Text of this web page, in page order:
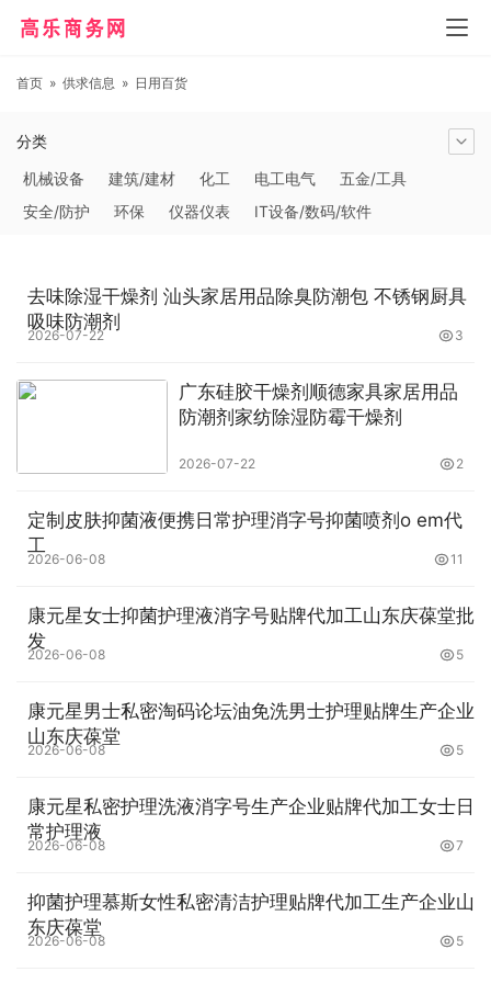
首页 » 供求信息 » 日用百货
分类
机械设备
建筑/建材 化工 电工电气
五金/工具
安全/防护
环保 仪器仪表
IT设备/数码/软件
汽摩及配件
日用百货 能源 加工 照明
通信产品
家用电器
工艺品/礼品
纺织/皮革
去味除湿干燥剂 汕头家居用品除臭防潮包 不锈钢厨具
吸味防潮剂
2026-07-22 3
广东硅胶干燥剂顺德家具家居用品
防潮剂家纺除湿防霉干燥剂
2026-07-22 2
定制皮肤抑菌液便携日常护理消字号抑菌喷剂o em代
工
2026-06-08 11
康元星女士抑菌护理液消字号贴牌代加工山东庆葆堂批
发
2026-06-08 5
康元星男士私密淘码论坛油免洗男士护理贴牌生产企业
山东庆葆堂
2026-06-08 5
康元星私密护理洗液消字号生产企业贴牌代加工女士日
常护理液
2026-06-08 7
抑菌护理慕斯女性私密清洁护理贴牌代加工生产企业山
东庆葆堂
2026-06-08 5